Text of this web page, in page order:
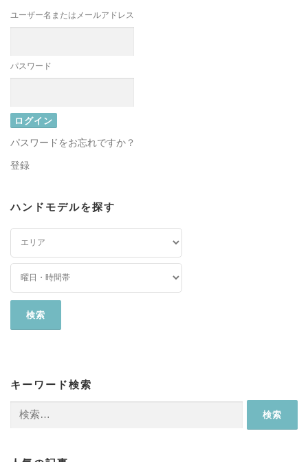
ユーザー名またはメールアドレス
パスワード
パスワードをお忘れですか？
登録
ハンドモデルを探す
キーワード検索